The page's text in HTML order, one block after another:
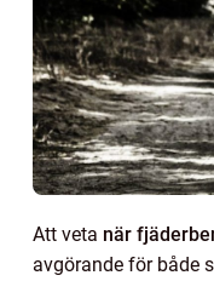
Att veta när
avgörande för både